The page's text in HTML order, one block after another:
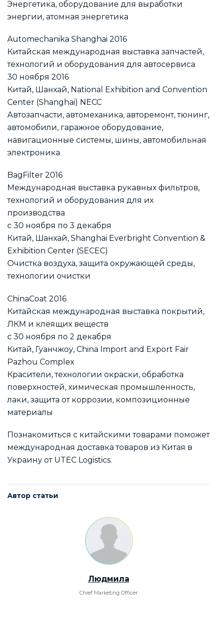
Энергетика, оборудование для выработки
энергии, атомная энергетика
Automechanika Shanghai 2016
Китайская международная выставка запчастей,
технологий и оборудования для автосервиса
30 ноября 2016
Китай, Шанхай, National Exhibition and Convention
Center (Shanghai) NECC
Автозапчасти, автомеханика, авторемонт, тюнинг,
автомобили, гаражное оборудование,
навигационные системы, шины, автомобильная
электроника
BagFilter 2016
Международная выставка рукавных фильтров,
технологий и оборудования для их
производства
с 30 ноября по 3 декабря
Китай, Шанхай, Shanghai Everbright Convention &
Exhibition Center (SECEC)
Очистка воздуха, защита окружающей среды,
технологии очистки
ChinaCoat 2016
Китайская международная выставка покрытий,
ЛКМ и клеящих веществ
с 30 ноября по 2 декабря
Китай, Гуанчжоу, China Import and Export Fair
Pazhou Complex
Красители, технологии окраски, обработка
поверхностей, химическая промышленность,
лаки, защита от коррозии, композиционные
материалы
Познакомиться с китайскими товарами поможет
международная доставка товаров из Китая в
Украину от UTEC Logistics.
Автор статьи
Людмила
Chief Marketing Officer